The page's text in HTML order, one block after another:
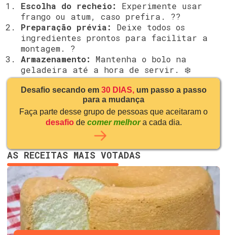
Escolha do recheio:
Experimente usar
frango ou atum, caso prefira. ??
Preparação prévia:
Deixe todos os
ingredientes prontos para facilitar a
montagem. ?
Armazenamento:
Mantenha o bolo na
geladeira até a hora de servir. ❄️
Desafio secando em 30 DIAS, um passo a passo
para a mudança
Faça parte desse grupo de pessoas que aceitaram o
desafio de comer melhora cada dia.
AS RECEITAS MAIS VOTADAS